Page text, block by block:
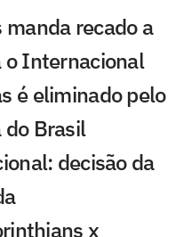
recado a
o Internacional
é eliminado pelo
Brasil
decisão da
x